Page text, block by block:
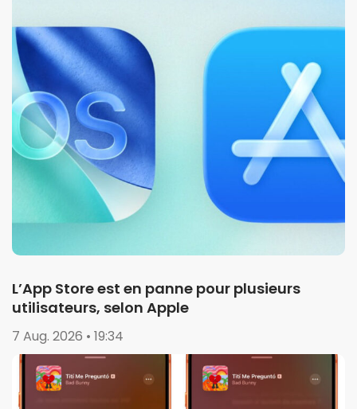
L’App Store est en panne pour plusieurs
utilisateurs, selon Apple
7 Aug. 2026 • 19:34